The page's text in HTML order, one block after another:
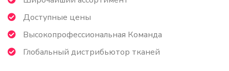
Доступные цены
Высокопрофессиональная Команда
Глобальный дистрибьютор тканей